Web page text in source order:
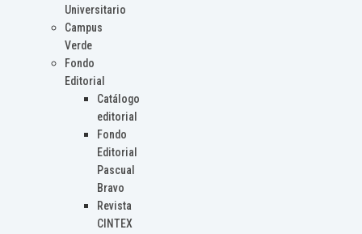
Universitario
Campus
Verde
Fondo
Editorial
Catálogo
editorial
Fondo
Editorial
Pascual
Bravo
Revista
CINTEX